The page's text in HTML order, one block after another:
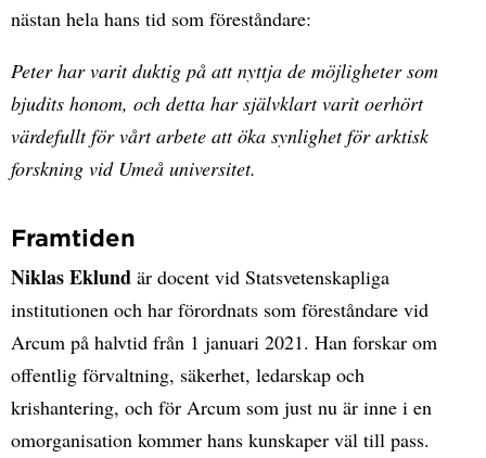
nästan hela hans tid som föreståndare:
Peter har varit duktig på att nyttja de möjligheter som
bjudits honom, och detta har självklart varit oerhört
värdefullt för vårt arbete att öka synlighet för arktisk
forskning vid Umeå universitet.
Framtiden
Niklas Eklund är docent vid Statsvetenskapliga
institutionen och har förordnats som föreståndare vid
Arcum på halvtid från 1 januari 2021. Han forskar om
offentlig förvaltning, säkerhet, ledarskap och
krishantering, och för Arcum som just nu är inne i en
omorganisation kommer hans kunskaper väl till pass.